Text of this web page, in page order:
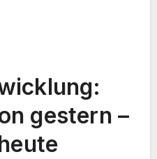
gestern –